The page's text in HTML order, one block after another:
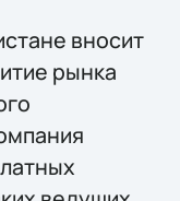
вносит
рынка